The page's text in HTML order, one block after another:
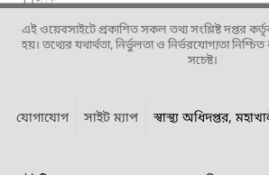
এই ওয়েবসাইটে প্রকাশিত সকল তথ্য সংশ্লিষ্ট দপ্তর
হয়। তথ্যের যথার্থতা, নির্ভুলতা ও নির্ভরযোগ্যতা নিশ্চিত
সচেষ্ট।
যোগাযোগ সাইট ম্যাপ স্বাস্থ্য অধিদপ্তর,